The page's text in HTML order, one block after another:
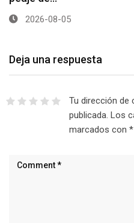
2026-08-05
Deja una respuesta
Tu dirección de
publicada. Los
marcados con *